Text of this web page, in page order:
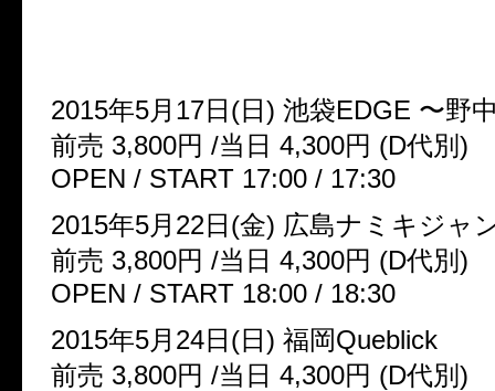
2015年5月17日(日) 池袋EDGE 〜野
前売 3,800円 /当日 4,300円 (D代別)
OPEN / START 17:00 / 17:30
2015年5月22日(金) 広島ナミキジャ
前売 3,800円 /当日 4,300円 (D代別)
OPEN / START 18:00 / 18:30
2015年5月24日(日) 福岡Queblick
前売 3,800円 /当日 4,300円 (D代別)